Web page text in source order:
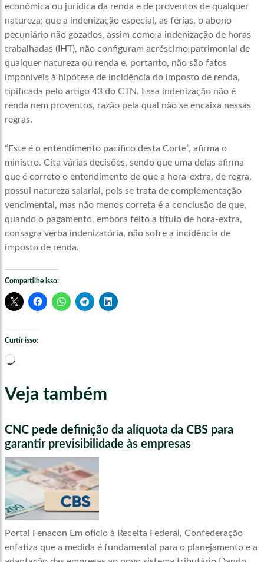
econômica ou jurídica da renda e de proventos de qualquer
natureza; que a indenização especial, as férias, o abono
pecuniário não gozados, assim como a indenização de horas
trabalhadas (IHT), não configuram acréscimo patrimonial de
qualquer natureza ou renda e, portanto, não são fatos
imponíveis à hipótese de incidência do imposto de renda,
tipificada pelo artigo 43 do CTN. Essa indenização não é
renda nem proventos, razão pela qual não se encaixa nessas
regras.
“Este é o entendimento pacífico desta Corte”, afirma o
ministro. Cita várias decisões, sendo que uma delas afirma
que é correto o entendimento de que a hora-extra, de regra,
possui natureza salarial, pois se trata de complementação
vencimental, mas não menos correta é a conclusão de que,
quando o pagamento, embora feito a título de hora-extra,
consagra verba indenizatória, não sofre a incidência de
imposto de renda.
Compartilhe isso:
Curtir isso:
Carregando...
Veja também
CNC pede definição da alíquota da CBS para
garantir previsibilidade às empresas
Portal Fenacon Em ofício à Receita Federal, Confederação
enfatiza que a medida é fundamental para o planejamento e a